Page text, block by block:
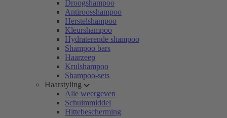
Droogshampoo
Antiroosshampoo
Herstelshampoo
Kleurshampoo
Hydraterende shampoo
Shampoo bars
Haarzeep
Krulshampoo
Shampoo-sets
Haarstyling
Alle weergeven
Schuimmiddel
Hittebescherming